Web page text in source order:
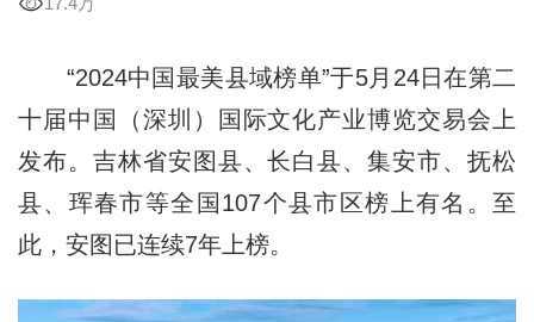
“2024中国最美县域榜单”于5月24日在第二
十届中国（深圳）国际文化产业博览交易会上
发布。吉林省安图县、长白县、集安市、抚松
县、珲春市等全国107个县市区榜上有名。至
此，安图已连续7年上榜。